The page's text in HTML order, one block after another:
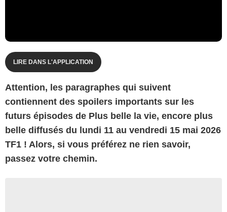
LIRE DANS L'APPLICATION
Attention, les paragraphes qui suivent
contiennent des spoilers importants sur les
futurs épisodes de Plus belle la vie, encore plus
belle diffusés du lundi 11 au vendredi 15 mai 2026
TF1 ! Alors, si vous préférez ne rien savoir,
passez votre chemin.